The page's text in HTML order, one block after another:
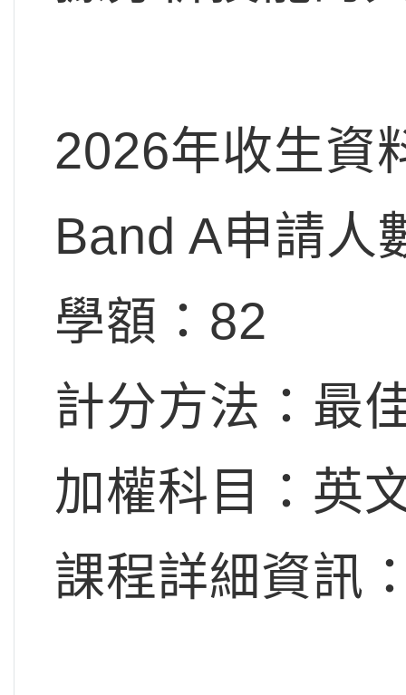
2026年收生資
Band A申請人
學額：82
計分方法：最
加權科目：英
課程詳細資訊